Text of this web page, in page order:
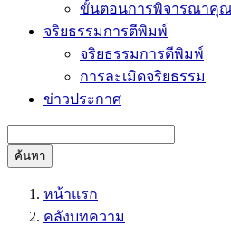
ขั้นตอนการพิจารณาคุ
จริยธรรมการตีพิมพ์
จริยธรรมการตีพิมพ์
การละเมิดจริยธรรม
ข่าวประกาศ
ค้นหา
หน้าแรก
คลังบทความ